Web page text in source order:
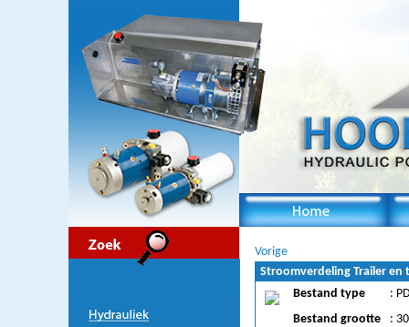
Vorige
Stroomverdeling Trailer en
Bestand type
:
Bestand grootte
: